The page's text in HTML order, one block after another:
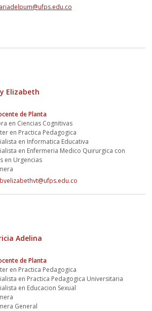
Elizabeth
de Planta
en Ciencias Cognitivas
en Practica Pedagogica
en Informatica Educativa
en Enfermeria Medico Quirurgica con
en Urgencias
Adelina
de Planta
en Practica Pedagogica
en Practica Pedagogica Universitaria
en Educacion Sexual
General